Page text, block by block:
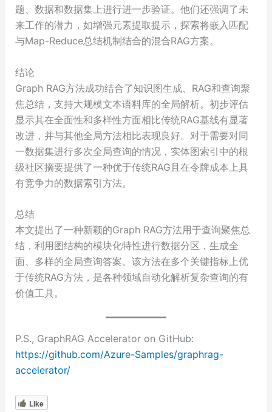
题、数据和数据集上进行进一步验证。他们还强调了未
来工作的潜力，如增强元素提取提示，探索将嵌入匹配
与Map-Reduce总结机制结合的混合RAG方案。
结论
Graph RAG方法成功结合了知识图生成、RAG和查询聚
焦总结，支持大规模文本语料库的全局解析。初步评估
显示其在全面性和多样性方面相比传统RAG基线有显著
改进，并与其他全局方法相比表现良好。对于需要对同
一数据集进行多次全局查询的情况，实体图索引中的根
级社区摘要提供了一种优于传统RAG且在令牌成本上具
有竞争力的数据索引方法。
总结
本文提出了一种新颖的Graph RAG方法用于查询聚焦总
结，利用图结构的模块化特性进行数据分区，生成全
面、多样的全局查询答案。该方法在多个关键指标上优
于传统RAG方法，是各种领域自动化解析复杂查询的有
价值工具。
P.S., GraphRAG Accelerator on GitHub:
https://github.com/Azure-Samples/graphrag-
accelerator/
Like